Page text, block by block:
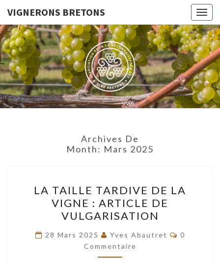
VIGNERONS BRETONS
Le Site De
L'Association
Pour La
Reconnaissance
Des Vins
Bretons
Archives De
Month: Mars 2025
TAILLE
TARDIVE
DE
LA
VIGNE
:
LA TAILLE TARDIVE DE LA
VIGNE : ARTICLE DE
VULGARISATION
28 Mars 2025 Yves Abautret
0
Commentaire